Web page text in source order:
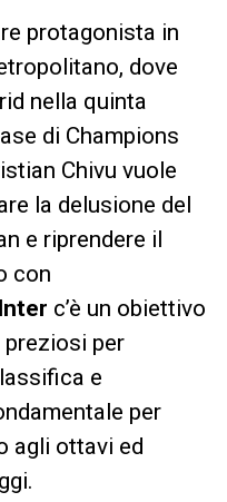
protagonista in
dove
nella quinta
di Champions
Chivu vuole
la delusione del
e riprendere il
con
Inter c’è un obiettivo
per
e
per
agli ottavi ed